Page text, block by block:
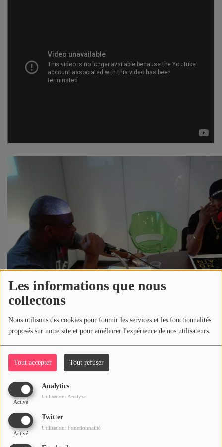
Les informations que nous
collectons
Nous utilisons des cookies pour fournir les services et les fonctionnalités
proposés sur notre site et pour améliorer l'expérience de nos utilisateurs.
Tout accepter Tout refuser
Analytics
Activé
Utilisation: Analyse
Twitter
Activé
Utilisation: Fonctionnalité